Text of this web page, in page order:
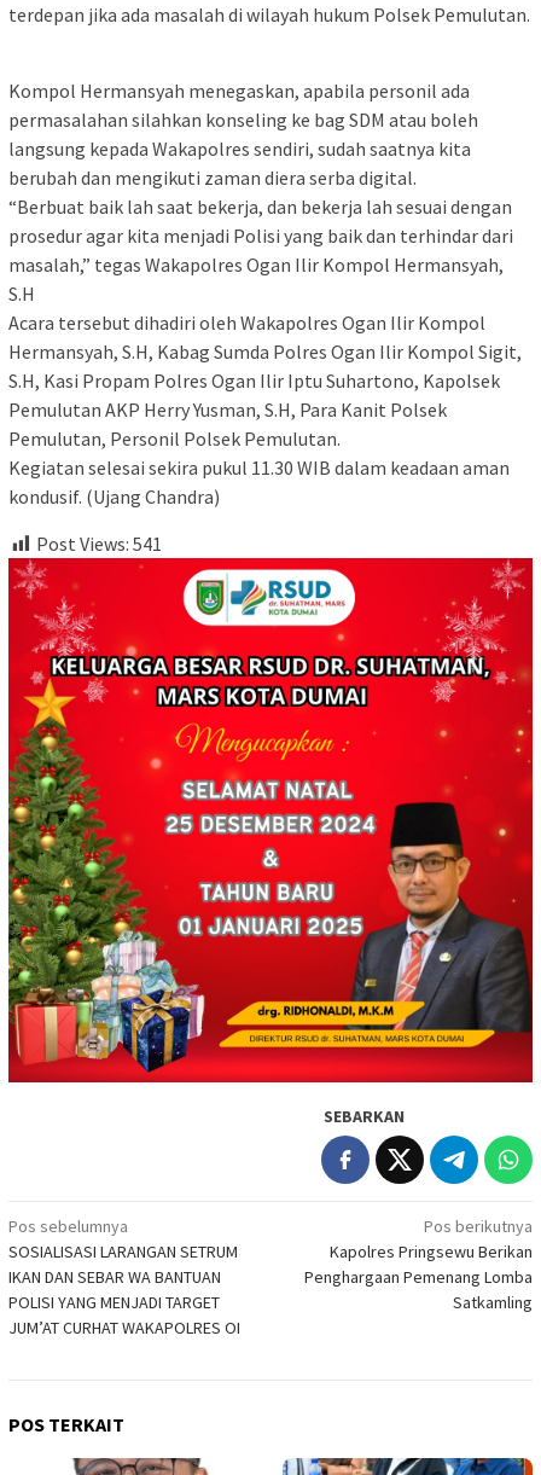
terdepan jika ada masalah di wilayah hukum Polsek Pemulutan.
Kompol Hermansyah menegaskan, apabila personil ada
permasalahan silahkan konseling ke bag SDM atau boleh
langsung kepada Wakapolres sendiri, sudah saatnya kita
berubah dan mengikuti zaman diera serba digital.
“Berbuat baik lah saat bekerja, dan bekerja lah sesuai dengan
prosedur agar kita menjadi Polisi yang baik dan terhindar dari
masalah,” tegas Wakapolres Ogan Ilir Kompol Hermansyah,
S.H
Acara tersebut dihadiri oleh Wakapolres Ogan Ilir Kompol
Hermansyah, S.H, Kabag Sumda Polres Ogan Ilir Kompol Sigit,
S.H, Kasi Propam Polres Ogan Ilir Iptu Suhartono, Kapolsek
Pemulutan AKP Herry Yusman, S.H, Para Kanit Polsek
Pemulutan, Personil Polsek Pemulutan.
Kegiatan selesai sekira pukul 11.30 WIB dalam keadaan aman
kondusif. (Ujang Chandra)
Post Views: 541
SEBARKAN
Navigasi
pos
Pos sebelumnya
SOSIALISASI LARANGAN SETRUM
IKAN DAN SEBAR WA BANTUAN
POLISI YANG MENJADI TARGET
JUM’AT CURHAT WAKAPOLRES OI
Pos berikutnya
Kapolres Pringsewu Berikan
Penghargaan Pemenang Lomba
Satkamling
POS TERKAIT